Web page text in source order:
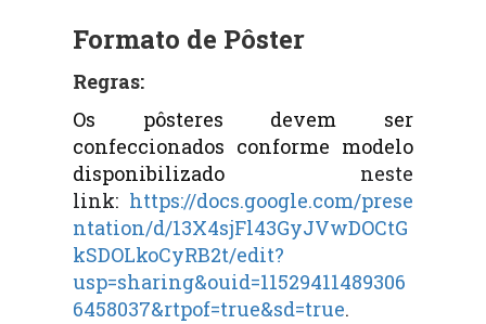
Formato de Pôster
Regras:
Os pôsteres devem ser
confeccionados conforme modelo
disponibilizado neste
link: https://docs.google.com/prese
ntation/d/13X4sjFl43GyJVwDOCtG
kSDOLkoCyRB2t/edit?
usp=sharing&ouid=11529411489306
6458037&rtpof=true&sd=true.